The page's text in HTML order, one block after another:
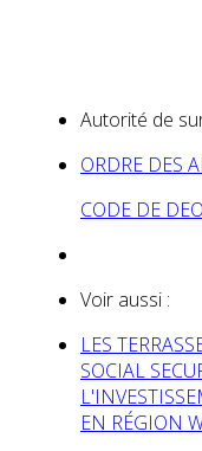
Autorité de
ORDRE DES
CODE DE
Voir aussi :
LES
SOCIAL
EN RÉGION